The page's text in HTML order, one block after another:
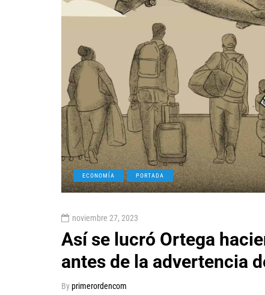
ECONOMÍA PORTADA
noviembre 27, 2023
Así se lucró Ortega
antes de la advertencia
Byprimerordencom